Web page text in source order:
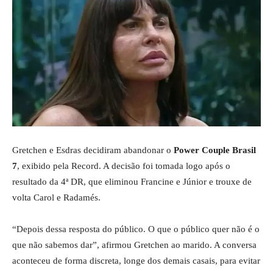
Gretchen e Esdras decidiram abandonar o Power Couple Brasil
7, exibido pela Record. A decisão foi tomada logo após o
resultado da 4ª DR, que eliminou Francine e Júnior e trouxe de
volta Carol e Radamés.
“Depois dessa resposta do público. O que o público quer não é o
que não sabemos dar”, afirmou Gretchen ao marido. A conversa
aconteceu de forma discreta, longe dos demais casais, para evitar